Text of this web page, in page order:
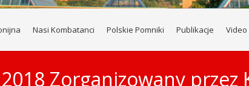
Nasi Kombatanci Polskie Pomniki Publikacje Video
Zorganizowany